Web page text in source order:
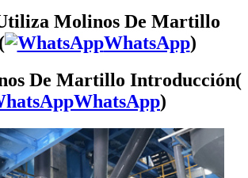
Molinos De Martillo
WhatsApp)
De Martillo Introducción(
WhatsApp)